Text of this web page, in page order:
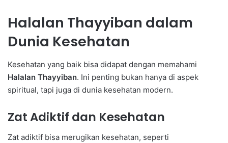
Halalan Thayyiban dalam
Dunia Kesehatan
Kesehatan yang baik bisa didapat dengan memahami
Halalan Thayyiban. Ini penting bukan hanya di aspek
spiritual, tapi juga di dunia kesehatan modern.
Zat Adiktif dan Kesehatan
Zat adiktif bisa merugikan kesehatan, seperti